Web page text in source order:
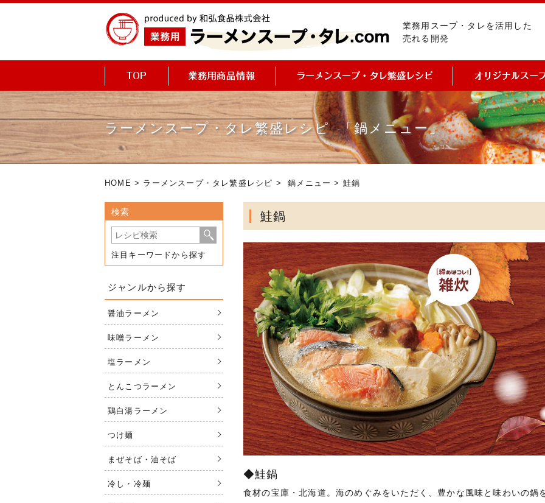
業務用スープ・タレを活用した
売れる開発
ラーメンスープ・タレ繁盛レシピ 「鍋メニュー」
HOME > ラーメンスープ・タレ繁盛レシピ >鍋メニュー > 鮭鍋
鮭鍋
◆鮭鍋
食材の宝庫・北海道。海のめぐみをいただく、豊かな風味と味わいの鍋
検索
注目キーワードから探す
ジャンルから探す
醤油ラーメン
味噌ラーメン
塩ラーメン
とんこつラーメン
鶏白湯ラーメン
つけ麺
まぜそば・油そば
冷し・冷麺